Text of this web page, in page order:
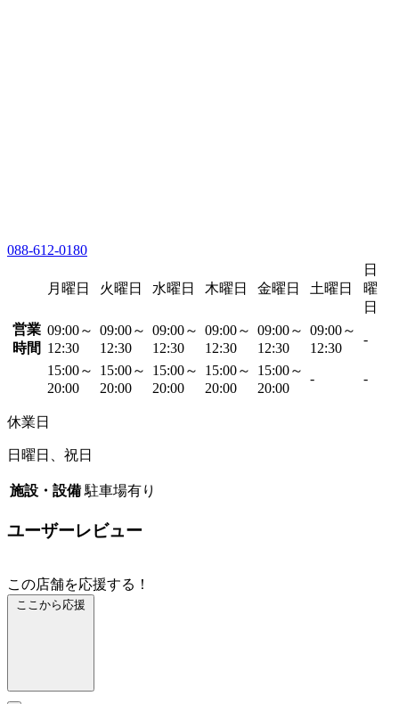
088-612-0180
月曜日 火曜日 水曜日 木曜日 金曜日 土曜日
日
曜
日
営業
時間
09:00～
12:30
09:00～
12:30
09:00～
12:30
09:00～
12:30
09:00～
12:30
09:00～
12:30
-
15:00～
20:00
15:00～
20:00
15:00～
20:00
15:00～
20:00
15:00～
20:00
- -
休業日
日曜日、祝日
施設・設備 駐車場有り
ユーザーレビュー
この店舗を応援する！
ここから応援